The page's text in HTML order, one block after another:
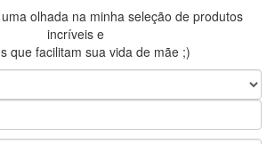
olhada na minha seleção de produtos
incríveis e
que facilitam sua vida de mãe ;)